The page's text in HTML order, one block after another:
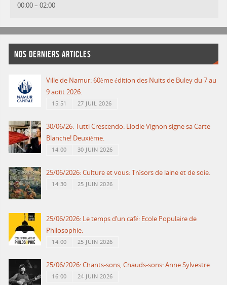
00:00– 02:00
NOS DERNIERS ARTICLES
Ville de Namur: 60ème édition des Nuits de Buley du 7 au
9 août 2026.
15:51 27 JUIL 2026
30/06/26: Tutti Crescendo: Elodie Vignon signe sa Carte
Blanche! Deuxième.
14:00 30 JUIN 2026
25/06/2026: Culture et vous: Trésors de laine et de soie.
14:30 25 JUIN 2026
25/06/2026: Le temps d’un café: Ecole Populaire de
Philosophie.
14:00 25 JUIN 2026
25/06/2026: Chants-sons, Chauds-sons: Anne Sylvestre.
16:00 24 JUIN 2026